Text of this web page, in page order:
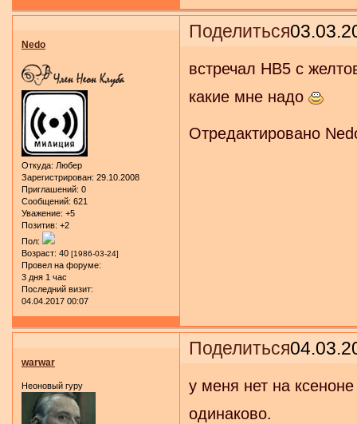
Поделиться
Nedo
Откуда: Любер
Зарегистрирован: 29.10.2008
Приглашений: 0
Сообщений: 621
Уважение: +5
Позитив: +2
Пол:
Возраст: 40 [1986-03-24]
Провел на форуме:
3 дня 1 час
Последний визит:
04.04.2017 00:07
встречал НВ5 с
какие мне надо
Отредактировано
Поделиться
warwar
Неоновый гуру
у меня нет на
одинаково.